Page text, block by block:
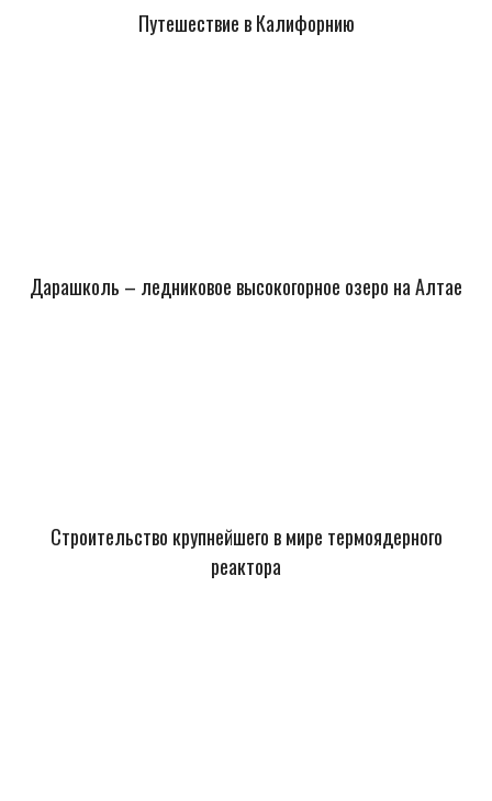
Путешествие в Калифорнию
Дарашколь – ледниковое высокогорное озеро на Алтае
Строительство крупнейшего в мире термоядерного
реактора